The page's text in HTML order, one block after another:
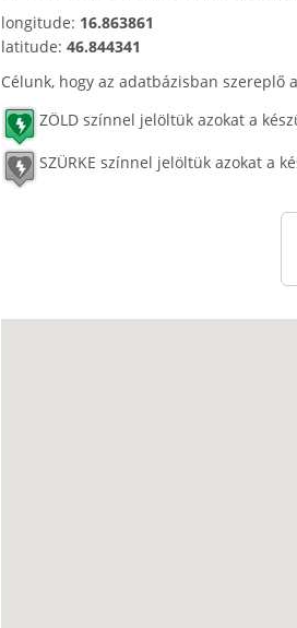
longitude: 16.863861
latitude: 46.844341
Célunk, hogy az adatbázisban szereplő
ZÖLD színnel jelöltük azokat a
SZÜRKE színnel jelöltük azokat a